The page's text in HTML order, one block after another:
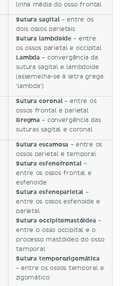
linha média do osso frontal
Sutura sagital -entre os
dois ossos parietais
Sutura lambdoide - entre
os ossos parietal e occipital
Lambda - convergência da
sutura sagital e lambdoide
(assemelha-se à letra grega
'lambda')
Sutura coronal -entre os
ossos frontal e parietal
Bregma - convergência das
suturas sagital e coronal
Sutura escamosa - entre os
ossos parietal e temporal
Sutura esfenofrontal -
entre os ossos frontal e
esfenoide
Sutura esfenoparietal -
entre os ossos esfenoide e
parietal
Sutura occipitomastóidea -
entre o osso occipital e o
processo mastóideo do osso
temporal
Sutura temporozigomática
-entre os ossos temporal e
zigomático